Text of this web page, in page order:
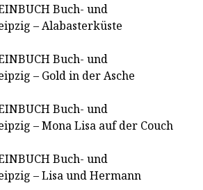
Buch- und
– Alabasterküste
Buch- und
– Gold in der Asche
Buch- und
– Mona Lisa auf der Couch
Buch- und
– Lisa und Hermann